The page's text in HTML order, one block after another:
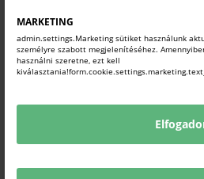
MARKETING
admin.settings.Marketing sütiket használunk
személyre szabott megjelenítéséhez.
használni szeretne, ezt kell
alapú eszköztár is elérhető, amely
ESG-felkészülés
azonosításától egészen a stratégiai
SABLONOK